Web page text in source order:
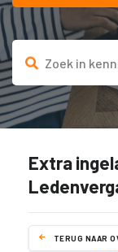
Extra
TERUG NAAR